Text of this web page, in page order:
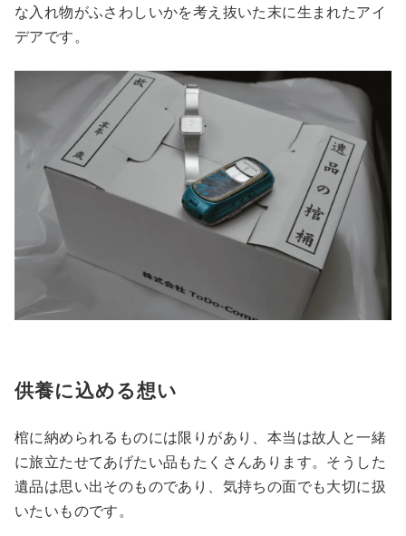
な入れ物がふさわしいかを考え抜いた末に生まれたアイ
デアです。
供養に込める想い
棺に納められるものには限りがあり、本当は故人と一緒
に旅立たせてあげたい品もたくさんあります。そうした
遺品は思い出そのものであり、気持ちの面でも大切に扱
いたいものです。